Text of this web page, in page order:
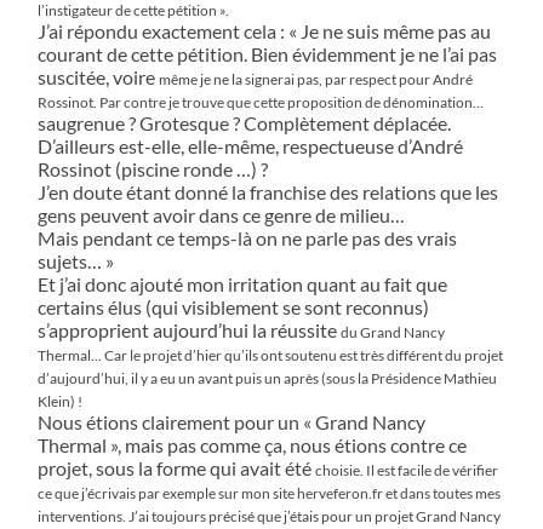
l’instigateurde cette pétition ».
J’ai répondu exactement cela : « Je ne suis même pas au
courant de cette pétition. Bien évidemment je ne l’ai pas
suscitée, voiremême je ne la signerai pas, par respect pour André
Rossinot. Par contre je trouve que cette proposition de dénomination…
saugrenue ? Grotesque ? Complètement déplacée.
D’ailleurs est-elle, elle-même, respectueuse d’André
Rossinot (piscine ronde …) ?
J’en doute étant donné la franchise des relations que les
gens peuvent avoir dans ce genre de milieu…
Mais pendant ce temps-là on ne parle pas des vrais
sujets… »
Et j’ai donc ajouté mon irritation quant au fait que
certains élus (qui visiblement se sont reconnus)
s’approprient aujourd’hui la réussitedu Grand Nancy
Thermal… Car le projet d’hier qu’ils ont soutenu est très différent du projet
d’aujourd’hui, il y a eu un avant puis unaprès (sous la Présidence Mathieu
Klein) !
Nous étions clairement pour un « Grand Nancy
Thermal », mais pas comme ça, nous étions contre ce
projet, sous la forme qui avait étéchoisie. Il est facile de vérifier
ce que j’écrivais par exemple sur mon site herveferon.fr et dans toutes mes
interventions. J’ai toujoursprécisé que j’étais pour un projet Grand Nancy